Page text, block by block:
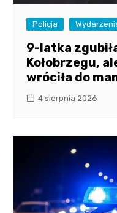
Policja
9-latka
Kołobrzegu,
wróciła do
4 sierpnia 2026